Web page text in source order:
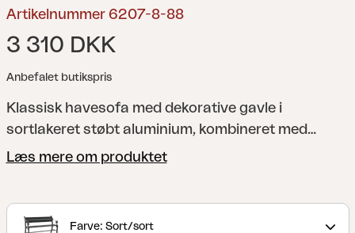
Artikelnummer 6207-8-88
3 310 DKK
Anbefalet butikspris
Klassisk havesofa med dekorative gavle i
sortlakeret støbt aluminium, kombineret med
smukt sortlaseret fyrretræ i sædet.
Læs mere om produktet
Farve: Sort/sort